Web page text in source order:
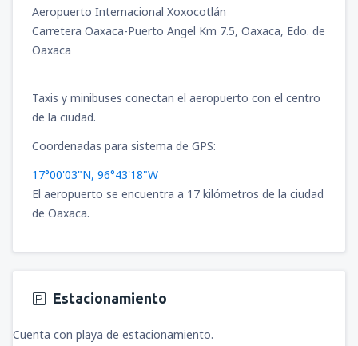
Aeropuerto Internacional Xoxocotlán
Carretera Oaxaca-Puerto Angel Km 7.5, Oaxaca, Edo. de
Oaxaca
Taxis y minibuses conectan el aeropuerto con el centro
de la ciudad.
Coordenadas para sistema de GPS:
17°00'03"N, 96°43'18"W
El aeropuerto se encuentra a 17 kilómetros de la ciudad
de Oaxaca.
Estacionamiento
Cuenta con playa de estacionamiento.